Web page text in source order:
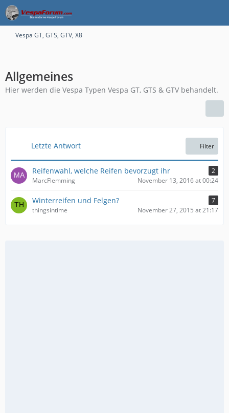
Vespa GT, GTS, GTV, X8
Allgemeines
Hier werden die Vespa Typen Vespa GT, GTS & GTV behandelt.
Letzte Antwort Filter
Reifenwahl, welche Reifen bevorzugt ihr
2
MarcFlemming
November 13, 2016 at 00:24
Winterreifen und Felgen?
7
thingsintime
November 27, 2015 at 21:17